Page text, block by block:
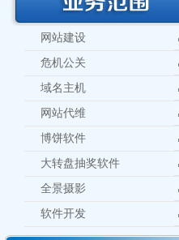
网站建设
危机公关
域名主机
网站代维
博饼软件
大转盘抽奖软件
全景摄影
软件开发